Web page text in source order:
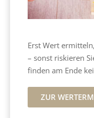
Erst Wert
– sonst riskieren
finden am Ende
ZUR